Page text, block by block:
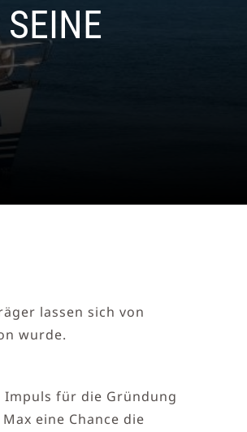
lassen sich von
wurde.
Impuls für die Gründung
eine Chance die